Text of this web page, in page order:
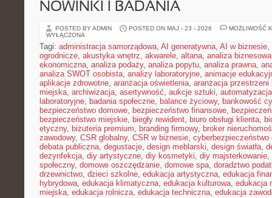
NOWINKI I BADANIA
POSTED BY ADMIN POSTED ON MAJ - 23 - 2026
MOŻLIWOŚĆ
WYŁĄCZONA
Tagi: administracja samorządowa, AI generatywna, AI w biznesie,
ogrodnicze, akustyka wnętrz, akwarele, altana, analiza biznesowa
ekonomiczna, analiza podaży, analiza popytu, analiza prawna,
analiza SWOT osobista, analizy laboratoryjne, animacje
aplikacje zdrowotne, aranżacja oświetlenia, aranżacja przestrzeni
miejska, archiwizacja, asertywność, aukcje sztuki,
laboratoryjne, badania społeczne, balance życiowy, bankowość
bezpieczeństwo domowe, bezpieczeństwo finansowe,
bezpieczeństwo miejskie, biegły rewident, biuro obsługi klienta,
etyczny, biżuteria premium, branding firmowy, broker
zawodowy, CSR globalny, CSR w biznesie, cyberbezpieczeństwo
debata publiczna, degustacje, design meblarski, design światła,
dezynfekcja, diy artystyczne, diy kosmetyki, diy majsterkowanie,
społeczny, domowe oszczędzanie, domowe spa, doradztwo
drzewnictwo, dzieci szkolne, edukacja artystyczna, edukacja
hybrydowa, edukacja klimatyczna, edukacja kulturowa, edukacja
miejska, edukacja rolnicza, edukacja techniczna, edukacja